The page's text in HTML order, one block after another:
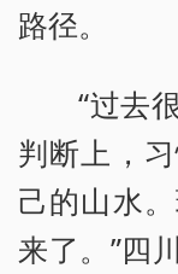
路径。
“过去
判断上，
己的山水
来了。”四